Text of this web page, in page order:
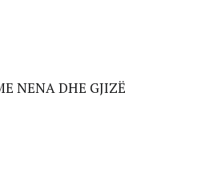
NENA DHE GJIZË